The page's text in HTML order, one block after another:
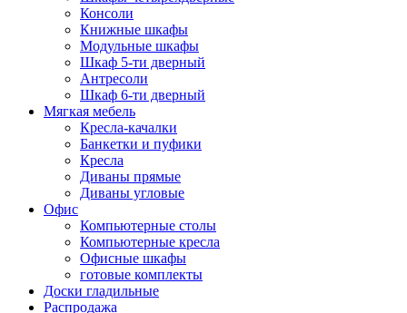
Консоли
Книжные шкафы
Модульные шкафы
Шкаф 5-ти дверный
Антресоли
Шкаф 6-ти дверный
Мягкая мебель
Кресла-качалки
Банкетки и пуфики
Кресла
Диваны прямые
Диваны угловые
Офис
Компьютерные столы
Компьютерные кресла
Офисные шкафы
готовые комплекты
Доски гладильные
Распродажа